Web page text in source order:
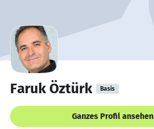
Faruk Öztürk Basis
Ganzes Profil ansehen